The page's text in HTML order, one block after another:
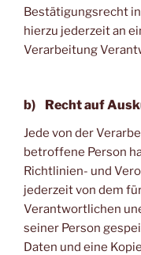
Bestätigungsrecht
hierzu jederzeit an
Verarbeitung
b) Recht auf
Jede von der
betroffene Person
Richtlinien- und
jederzeit von dem
Verantwortlichen
seiner Person
Daten und eine